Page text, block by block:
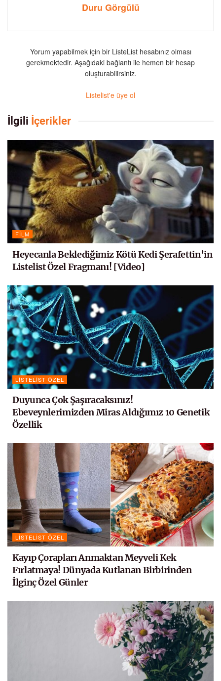
Duru Görgülü
Yorum yapabilmek için bir ListeList hesabınız olması
gerekmektedir. Aşağıdaki bağlantı ile hemen bir hesap
oluşturabilirsiniz.
Listelist'e üye ol
İlgili İçerikler
FILM
Heyecanla Beklediğimiz Kötü Kedi Şerafettin’in
Listelist Özel Fragmanı! [Video]
LISTELIST ÖZEL
Duyunca Çok Şaşıracaksınız!
Ebeveynlerimizden Miras Aldığımız 10 Genetik
Özellik
LISTELIST ÖZEL
Kayıp Çorapları Anmaktan Meyveli Kek
Fırlatmaya! Dünyada Kutlanan Birbirinden
İlginç Özel Günler